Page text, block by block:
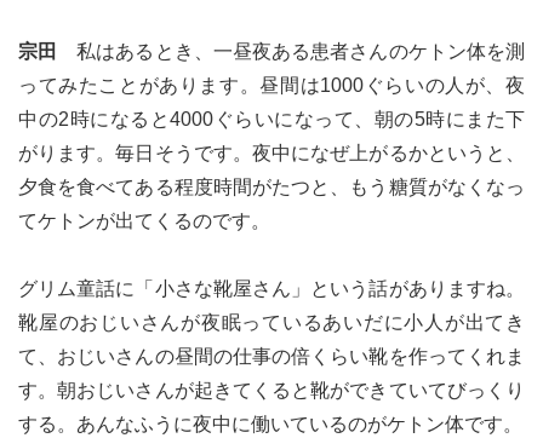
宗田
私はあるとき、一昼夜ある患者さんのケトン体を測
ってみたことがあります。昼間は1000ぐらいの人が、夜
中の2時になると4000ぐらいになって、朝の5時にまた下
がります。毎日そうです。夜中になぜ上がるかというと、
夕食を食べてある程度時間がたつと、もう糖質がなくなっ
てケトンが出てくるのです。
グリム童話に「小さな靴屋さん」という話がありますね。
靴屋のおじいさんが夜眠っているあいだに小人が出てき
て、おじいさんの昼間の仕事の倍くらい靴を作ってくれま
す。朝おじいさんが起きてくると靴ができていてびっくり
する。あんなふうに夜中に働いているのがケトン体です。